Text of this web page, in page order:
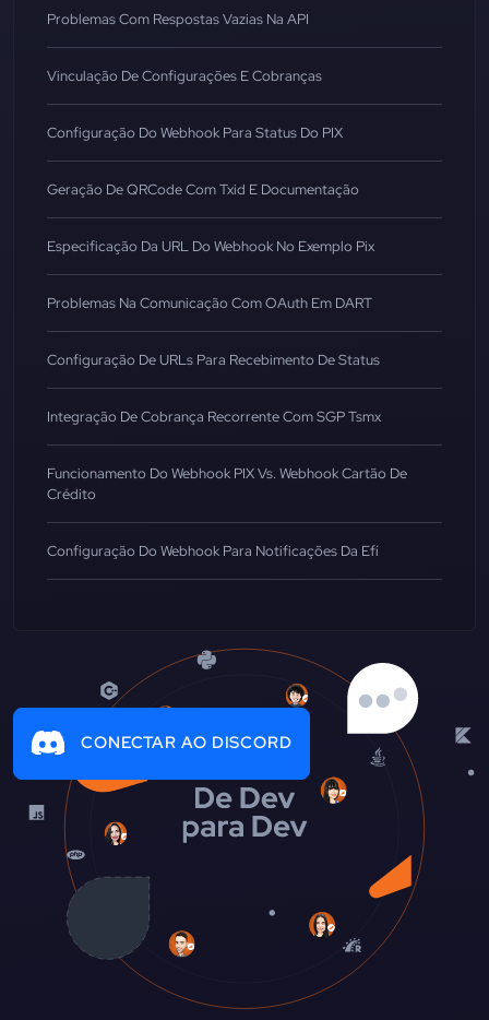
Problemas Com Respostas Vazias Na API
Vinculação De Configurações E Cobranças
Configuração Do Webhook Para Status Do PIX
Geração De QRCode Com Txid E Documentação
Especificação Da URL Do Webhook No Exemplo Pix
Problemas Na Comunicação Com OAuth Em DART
Configuração De URLs Para Recebimento De Status
Integração De Cobrança Recorrente Com SGP Tsmx
Funcionamento Do Webhook PIX Vs. Webhook Cartão De
Crédito
Configuração Do Webhook Para Notificações Da Efí
CONECTAR AO DISCORD